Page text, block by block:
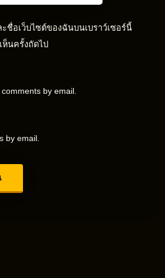
ชื่อเว็บไซต์ของฉันบนเบราว์เซอร์นี้
นครั้งถัดไป
by email.
by email.